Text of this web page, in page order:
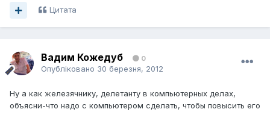
Цитата
Вадим Кожедуб 0
Опубліковано 30 березня, 2012
Ну а как железячнику, делетанту в компьютерных делах,
объясни-что надо с компьютером сделать, чтобы повысить его